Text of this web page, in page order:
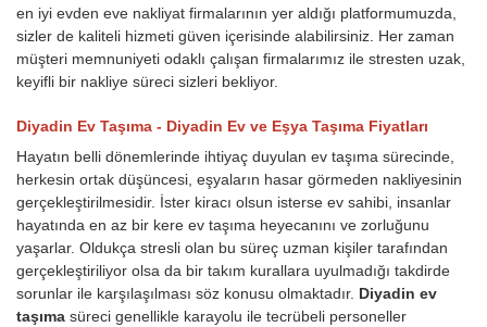
en iyi evden eve nakliyat firmalarının yer aldığı platformumuzda,
sizler de kaliteli hizmeti güven içerisinde alabilirsiniz. Her zaman
müşteri memnuniyeti odaklı çalışan firmalarımız ile stresten uzak,
keyifli bir nakliye süreci sizleri bekliyor.
Diyadin Ev Taşıma - Diyadin Ev ve Eşya Taşıma Fiyatları
Hayatın belli dönemlerinde ihtiyaç duyulan ev taşıma sürecinde,
herkesin ortak düşüncesi, eşyaların hasar görmeden nakliyesinin
gerçekleştirilmesidir. İster kiracı olsun isterse ev sahibi, insanlar
hayatında en az bir kere ev taşıma heyecanını ve zorluğunu
yaşarlar. Oldukça stresli olan bu süreç uzman kişiler tarafından
gerçekleştiriliyor olsa da bir takım kurallara uyulmadığı takdirde
sorunlar ile karşılaşılması söz konusu olmaktadır. Diyadin ev
taşıma süreci genellikle karayolu ile tecrübeli personeller